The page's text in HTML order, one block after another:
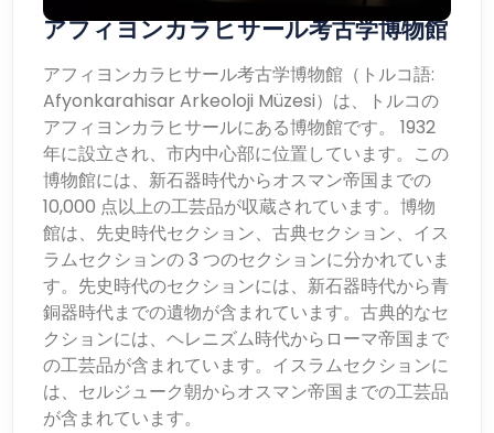
アフィヨンカラヒサール考古学博物館
アフィヨンカラヒサール考古学博物館（トルコ語:
Afyonkarahisar Arkeoloji Müzesi）は、トルコの
アフィヨンカラヒサールにある博物館です。 1932
年に設立され、市内中心部に位置しています。この
博物館には、新石器時代からオスマン帝国までの
10,000 点以上の工芸品が収蔵されています。博物
館は、先史時代セクション、古典セクション、イス
ラムセクションの 3 つのセクションに分かれていま
す。先史時代のセクションには、新石器時代から青
銅器時代までの遺物が含まれています。古典的なセ
クションには、ヘレニズム時代からローマ帝国まで
の工芸品が含まれています。イスラムセクションに
は、セルジューク朝からオスマン帝国までの工芸品
が含まれています。